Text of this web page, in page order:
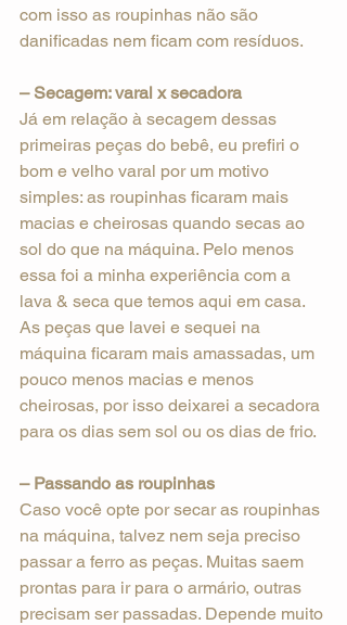
com isso as roupinhas não são
danificadas nem ficam com resíduos.
– Secagem: varal x secadora
Já em relação à secagem dessas
primeiras peças do bebê, eu prefiri o
bom e velho varal por um motivo
simples: as roupinhas ficaram mais
macias e cheirosas quando secas ao
sol do que na máquina. Pelo menos
essa foi a minha experiência com a
lava & seca que temos aqui em casa.
As peças que lavei e sequei na
máquina ficaram mais amassadas, um
pouco menos macias e menos
cheirosas, por isso deixarei a secadora
para os dias sem sol ou os dias de frio.
– Passando as roupinhas
Caso você opte por secar as roupinhas
na máquina, talvez nem seja preciso
passar a ferro as peças. Muitas saem
prontas para ir para o armário, outras
precisam ser passadas. Depende muito